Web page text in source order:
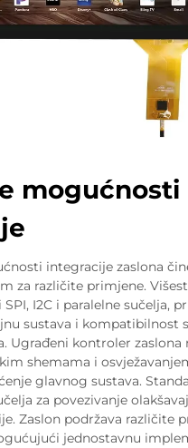
mogućnosti
integracije zaslona
za različite primjene.
I2C i paralelne sučelja,
sustava i kompatibilnost
Ugrađeni kontroler zaslona
shemama i
glavnog sustava.
za povezivanje
Zaslon podržava različite
jednostavnu